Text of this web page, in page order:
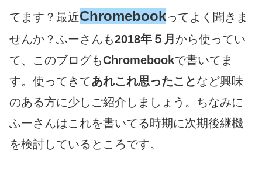
てます？最近Chromebookってよく聞きま
せんか？ふーさんも2018年５月 から使ってい
て、このブログもChromebookで書いてま
す。使ってきてあれこれ思ったことなど興味
のある方に少しご紹介しましょう。ちなみに
ふーさんはこれを書いてる時期に次期後継機
を検討しているところです。